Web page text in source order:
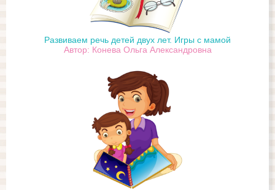
Развиваем речь детей двух лет. Игры с мамой
Автор: Конева Ольга Александровна